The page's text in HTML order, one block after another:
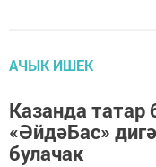
АЧЫК ИШЕК
Казанда татар
«ӘйдәБас»
булачак